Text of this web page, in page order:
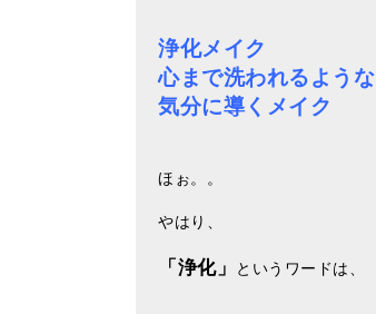
浄化メイク
心まで洗われるような
気分に導くメイク
ほぉ。。
やはり、
「浄化」 というワードは、